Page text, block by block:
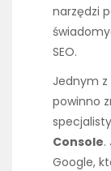
narzędzi
SEO.
Jednym
powinno
Console.
Google,